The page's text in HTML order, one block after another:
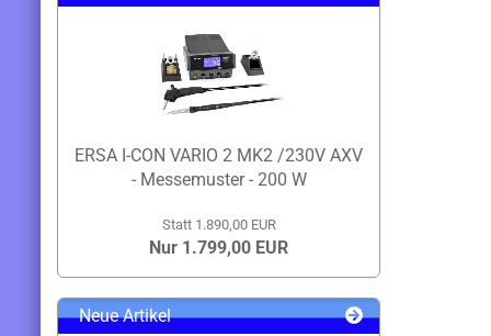
ERSA I-CON VARIO 2 MK2 /230V AXV
- Messemuster - 200 W
Statt 1.890,00 EUR
Nur 1.799,00 EUR
Neue Artikel